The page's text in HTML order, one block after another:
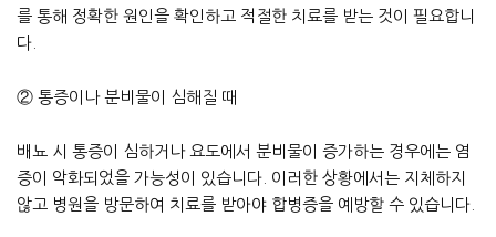
를 통해 정확한 원인을 확인하고 적절한 치료를 받는 것이 필요합니
다.
② 통증이나 분비물이 심해질 때
배뇨 시 통증이 심하거나 요도에서 분비물이 증가하는 경우에는 염
증이 악화되었을 가능성이 있습니다. 이러한 상황에서는 지체하지
않고 병원을 방문하여 치료를 받아야 합병증을 예방할 수 있습니다.